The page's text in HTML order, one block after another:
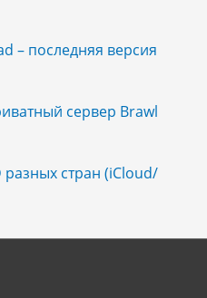
– последняя версия
сервер Brawl
стран (iCloud/